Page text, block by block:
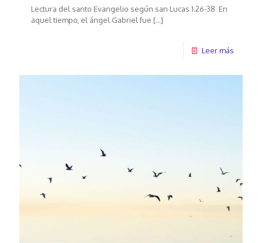
Lectura del santo Evangelio según san Lucas 1.26-38: En
aquel tiempo, el ángel Gabriel fue […]
Leer más